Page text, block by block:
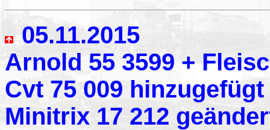
05.11.2015
Arnold 55 3599 +
Cvt 75 009
Minitrix 17 212